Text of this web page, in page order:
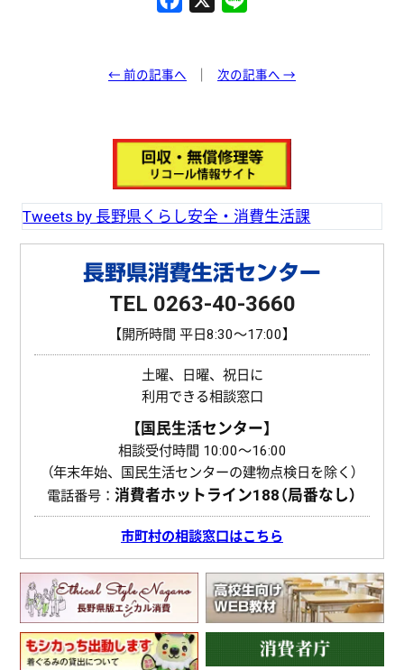
e
o
k
e
← 前の記事へ 次の記事へ →
Tweets by 長野県くらし安全・消費生活課
長野県消費生活センター
TEL 0263-40-3660
【開所時間 平日8:30〜17:00】
土曜、日曜、祝日に
利用できる相談窓口
【国民生活センター】
相談受付時間 10:00〜16:00
（年末年始、国民生活センターの建物点検日を除く）
電話番号： 消費者ホットライン188（局番なし）
市町村の相談窓口はこちら